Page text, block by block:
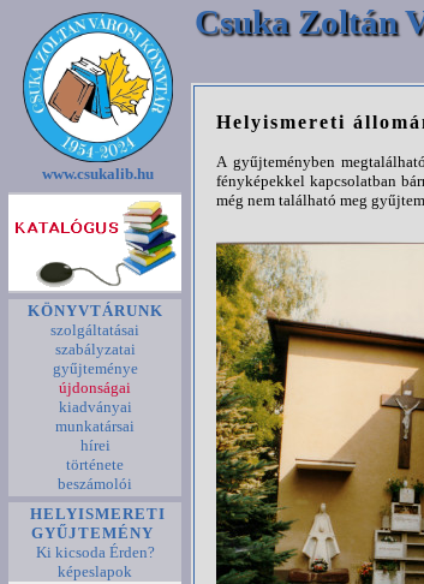
Csuka Zoltán
www.csukalib.hu
KÖNYVTÁRUNK
szolgáltatásai
szabályzatai
gyűjteménye
újdonságai
kiadványai
munkatársai
hírei
története
beszámolói
HELYISMERETI
GYŰJTEMÉNY
Ki kicsoda Érden?
képeslapok
Helyismereti
A gyűjteményben
fényképekkel kapcsolatban
még nem található meg